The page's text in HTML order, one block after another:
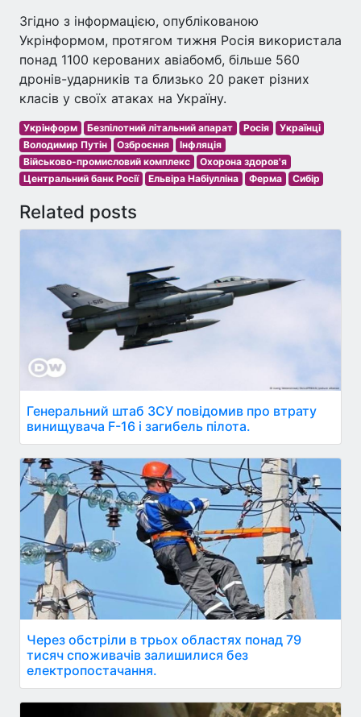
Згідно з інформацією, опублікованою
Укрінформом, протягом тижня Росія використала
понад 1100 керованих авіабомб, більше 560
дронів-ударників та близько 20 ракет різних
класів у своїх атаках на Україну.
Укрінформ Безпілотний літальний апарат Росія
Українці
Володимир Путін
Озброєння
Інфляція
Військово-промисловий комплекс
Охорона здоров'я
Центральний банк Росії
Ельвіра Набіулліна Ферма Сибір
Related posts
Генеральний штаб ЗСУ повідомив про втрату
винищувача F-16 і загибель пілота.
Через обстріли в трьох областях понад 79
тисяч споживачів залишилися без
електропостачання.